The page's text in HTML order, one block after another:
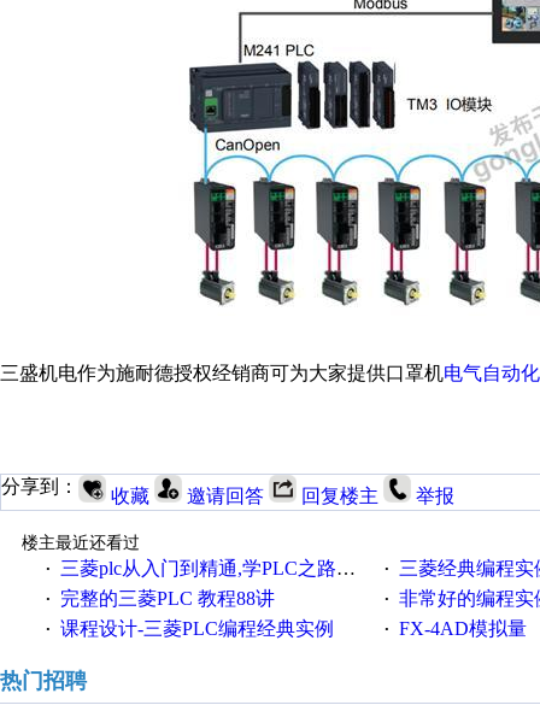
三盛机电作为施耐德授权经销商可为大家提供口罩机电气自动
分享到： 收藏 邀请回答 回复楼主 举报
楼主最近还看过
·
三菱plc从入门到精通,学PLC之路详解 · 三菱经典编程实
· 完整的三菱PLC 教程88讲 · 非常好的编程实例 108
· 课程设计-三菱PLC编程经典实例 · FX-4AD模拟量
热门招聘